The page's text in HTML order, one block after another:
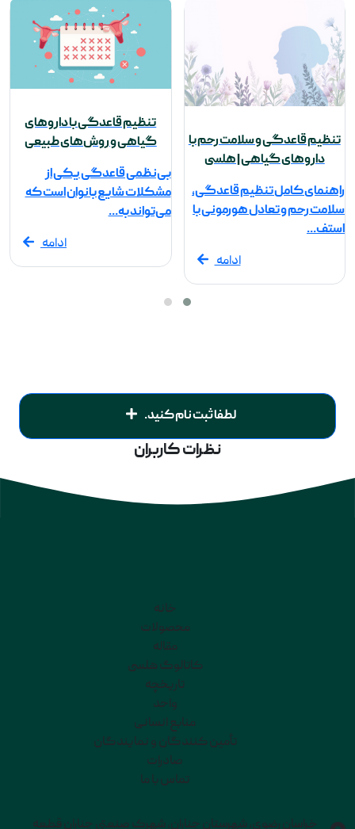
تنظیم قاعدگی و سلامت رحم با
داروهای گیاهی | هلسی
راهنمای کامل تنظیم قاعدگی،
سلامت رحم و تعادل هورمونی با
استف...
ادامه
تنظیم قاعدگی با داروهای
گیاهی و روش‌های طبیعی
بی‌نظمی قاعدگی یکی از
مشکلات شایع بانوان است که
می‌تواند به...
ادامه
لطفا ثبت نام کنید.
نظرات کاربران
خانه
محصولات
مقاله
کاتالوگ هلسی
تاریخچه
واحد
منابع انسانی
تأمین کنندگان و نمایندگان
صادرات
تماس با ما
خراسان رضوی، شهرستان چناران، شهرک صنعتی چناران قطعه